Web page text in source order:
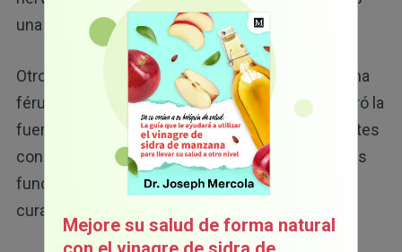
una forma común de neuropatía. 9
Otro estudio reveló que usar la PBM junto con una
férula para la muñeca disminuyó el dolor y mejoró la
fuerza de agarre y el estado funcional en pacientes
con síndrome del túnel carpiano.
10Estas terapias
funcionan de manera sinérgica para promover la
curación y restaurar la función.
Mejore su salud de forma natural